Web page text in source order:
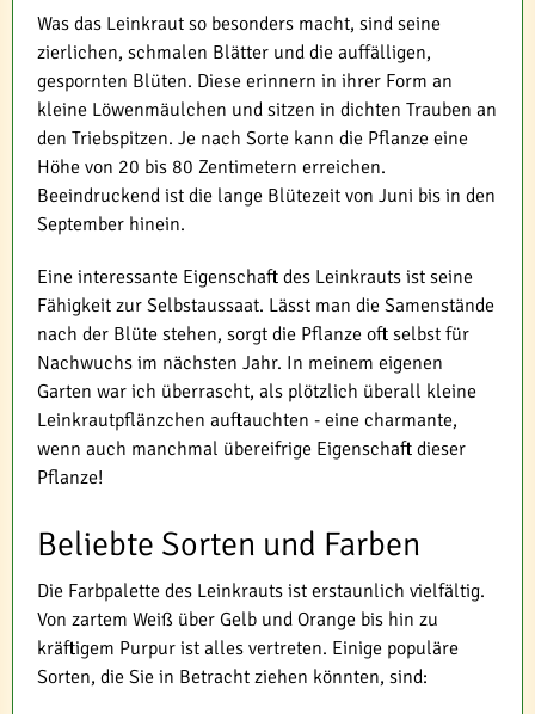
Was das Leinkraut so besonders macht, sind seine
zierlichen, schmalen Blätter und die auffälligen,
gespornten Blüten. Diese erinnern in ihrer Form an
kleine Löwenmäulchen und sitzen in dichten Trauben an
den Triebspitzen. Je nach Sorte kann die Pflanze eine
Höhe von 20 bis 80 Zentimetern erreichen.
Beeindruckend ist die lange Blütezeit von Juni bis in den
September hinein.
Eine interessante Eigenschaft des Leinkrauts ist seine
Fähigkeit zur Selbstaussaat. Lässt man die Samenstände
nach der Blüte stehen, sorgt die Pflanze oft selbst für
Nachwuchs im nächsten Jahr. In meinem eigenen
Garten war ich überrascht, als plötzlich überall kleine
Leinkrautpflänzchen auftauchten - eine charmante,
wenn auch manchmal übereifrige Eigenschaft dieser
Pflanze!
Beliebte Sorten und Farben
Die Farbpalette des Leinkrauts ist erstaunlich vielfältig.
Von zartem Weiß über Gelb und Orange bis hin zu
kräftigem Purpur ist alles vertreten. Einige populäre
Sorten, die Sie in Betracht ziehen könnten, sind: